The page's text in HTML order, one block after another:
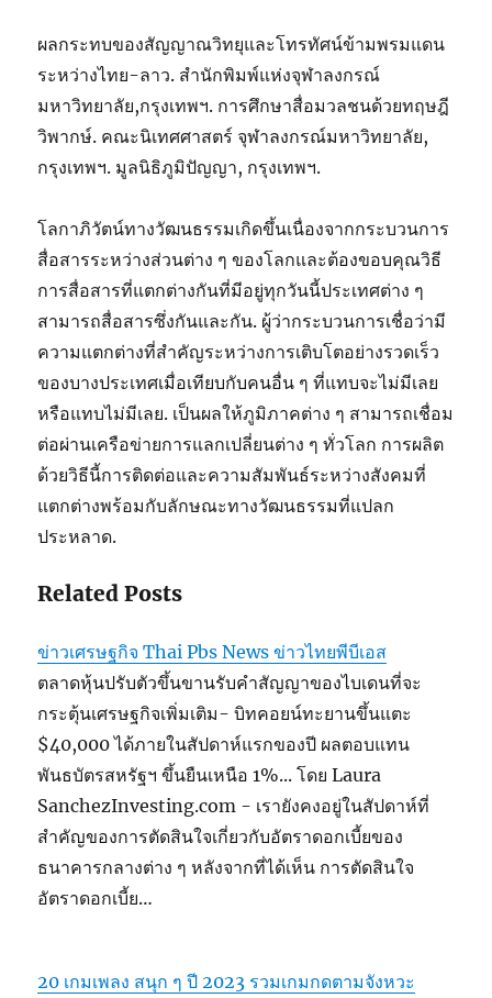
ผลกระทบของสัญญาณวิทยุและโทรทัศน์ข้ามพรมแดน
ระหว่างไทย-ลาว. สำนักพิมพ์แห่งจุฬาลงกรณ์
มหาวิทยาลัย,กรุงเทพฯ. การศึกษาสื่อมวลชนด้วยทฤษฎี
วิพากษ์. คณะนิเทศศาสตร์ จุฬาลงกรณ์มหาวิทยาลัย,
กรุงเทพฯ. มูลนิธิภูมิปัญญา, กรุงเทพฯ.
โลกาภิวัตน์ทางวัฒนธรรมเกิดขึ้นเนื่องจากกระบวนการ
สื่อสารระหว่างส่วนต่าง ๆ ของโลกและต้องขอบคุณวิธี
การสื่อสารที่แตกต่างกันที่มีอยู่ทุกวันนี้ประเทศต่าง ๆ
สามารถสื่อสารซึ่งกันและกัน. ผู้ว่ากระบวนการเชื่อว่ามี
ความแตกต่างที่สำคัญระหว่างการเติบโตอย่างรวดเร็ว
ของบางประเทศเมื่อเทียบกับคนอื่น ๆ ที่แทบจะไม่มีเลย
หรือแทบไม่มีเลย. เป็นผลให้ภูมิภาคต่าง ๆ สามารถเชื่อม
ต่อผ่านเครือข่ายการแลกเปลี่ยนต่าง ๆ ทั่วโลก การผลิต
ด้วยวิธีนี้การติดต่อและความสัมพันธ์ระหว่างสังคมที่
แตกต่างพร้อมกับลักษณะทางวัฒนธรรมที่แปลก
ประหลาด.
Related Posts
ข่าวเศรษฐกิจ Thai Pbs News ข่าวไทยพีบีเอส
ตลาดหุ้นปรับตัวขึ้นขานรับคำสัญญาของไบเดนที่จะ
กระตุ้นเศรษฐกิจเพิ่มเติม- บิทคอยน์ทะยานขึ้นแตะ
$40,000 ได้ภายในสัปดาห์แรกของปี ผลตอบแทน
พันธบัตรสหรัฐฯ ขึ้นยืนเหนือ 1%... โดย Laura
SanchezInvesting.com - เรายังคงอยู่ในสัปดาห์ที่
สำคัญของการตัดสินใจเกี่ยวกับอัตราดอกเบี้ยของ
ธนาคารกลางต่าง ๆ หลังจากที่ได้เห็น การตัดสินใจ
อัตราดอกเบี้ย…
20 เกมเพลง สนุก ๆ ปี 2023 รวมเกมกดตามจังหวะ